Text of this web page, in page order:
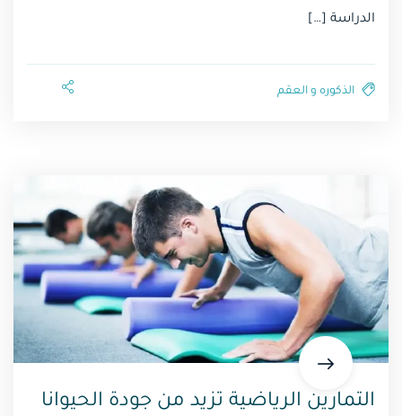
الدراسة […]
الذكوره و العقم⁩
التمارين الرياضية تزيد من جودة الحيوانا